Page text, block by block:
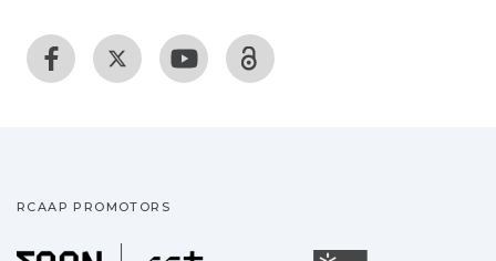
RCAAP PROMOTORS
Fundação para a